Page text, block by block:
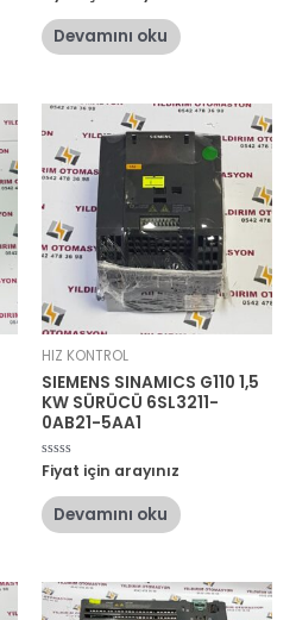
üzerinden
oy
aldıDevamını oku
HIZ KONTROL
SIEMENS SINAMICS G110 1,5
KW SÜRÜCÜ 6SL3211-
0AB21-5AA1
5
üzerinden
oy
aldı
Fiyat için arayınız
Devamını oku